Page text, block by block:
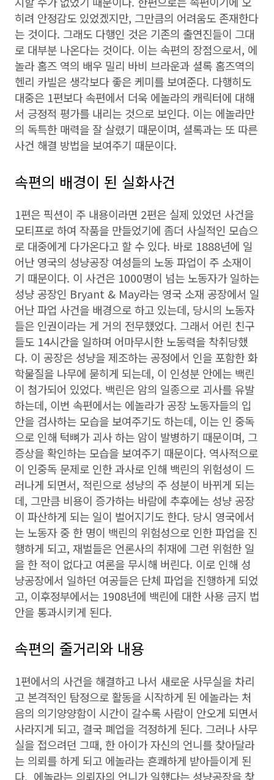
히려 안정감도 있었겠지만, 그만큼의 어려움도 존재한다
는 것이다. 그래도 다행인 것은 기존의 출연진들이 그대
로 대부분 나온다는 것이다. 이는 속편의 장점으로서, 에
놀라 홈즈 역의 배우 밀리 바비 브라운과 셜록 홈즈역의
헨리 카빌은 생각보다 좋은 케미를 보여준다. 다행히도
대중은 1편보다 속편에서 더욱 에놀라의 캐릭터에 대해
서 긍정적 평가를 내리는 것으로 보인다. 이는 에놀라만
의 독특한 매력을 잘 살렸기 때문이며, 셜록과는 또 따른
사건 해결 방법을 보여주기 때문이다.
속편의 배경이 된 실화사건
1편은 픽션이 주 내용이라면 2편은 실제 있었던 사건을
모티프로 하여 작품을 만들었기에 좀더 사실적인 모습으
로 대중에게 다가온다고 할 수 있다. 바로 1888년에 일
어난 영국의 성냥공장 여성들의 노동 파업이 주 소재이
기 때문이다. 이 사건은 1000명이 넘는 노동자가 일하는
성냥 공장인 Bryant & May라는 영국 소재 공장에서 일
어난 파업 사건을 배경으로 하고 있는데, 당시의 노동자
들은 인권이라는 게 거의 전무했었다. 그래서 어린 친구
들도 14시간을 일하며 어마무시한 노동력을 착취당했
다. 이 공장은 성냥을 제조하는 공정에서 인을 포함한 화
학물질을 나무에 묻히게 되는데, 이 인성분 안에는 백린
이 첨가되어 있었다. 백린은 암의 일종으로 괴사를 유발
하는데, 이번 속편에서는 에놀라가 공장 노동자들의 입
안을 검사하는 모습을 보여주기도 하는데, 이는 인 중독
으로 인해 턱뼈가 괴사 하는 암이 발병하기 때문이며, 그
증상을 확인하는 모습을 보여주기 때문이다. 역사적으로
이 인중독 문제로 인한 과사로 인해 백린의 위험성이 드
러나게 되면서, 적린으로 성냥의 주 성분이 바뀌게 되는
데, 그만큼 비용이 증가하는 바람에 추후에는 성냥 공장
이 파산하게 되는 일이 벌어지기도 한다. 당시 영국에서
는 노동자 중 한 명이 백린의 위험성으로 인한 파업을 진
행하게 되고, 재벌들은 언론사의 취재에 그런 위험한 일
을 한 적이 없다고 여론을 무시해 버린다. 이로 인해 성
냥공장에서 일하던 여공들은 단체 파업을 진행하게 되었
고, 이후정부에서는 1908년에 백린에 대한 사용 금지 법
안을 통과시키게 된다.
속편의 줄거리와 내용
1편에서의 사건을 해결하고 나서 새로운 사무실을 차리
고 본격적인 탐정으로 활동을 시작하게 된 에놀라는 처
음의 의기양양함이 시간이 갈수록 사람이 안오게 되면서
사라지게 되고, 결국 폐업을 걱정하게 된다. 그러나 사무
실을 접으려던 그때, 한 아이가 자신의 언니를 찾아달라
는 의뢰를 하게 되고 에놀라는 흔쾌하게 받아들이게 된
다. 에놀라는 의뢰자의 언니가 일했다는 성냥공장을 찾